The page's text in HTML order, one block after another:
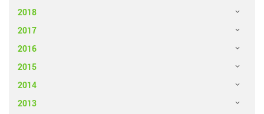
2018
2017
2016
2015
2014
2013